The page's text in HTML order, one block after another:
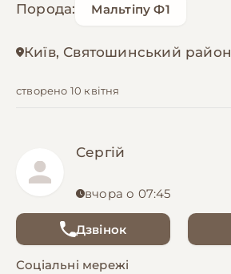
Порода: Мальтіпу Ф1
Київ, Святошинський район
створено 10 квітня
Сергій
вчора о 07:45
Дзвінок
Соціальні мережі